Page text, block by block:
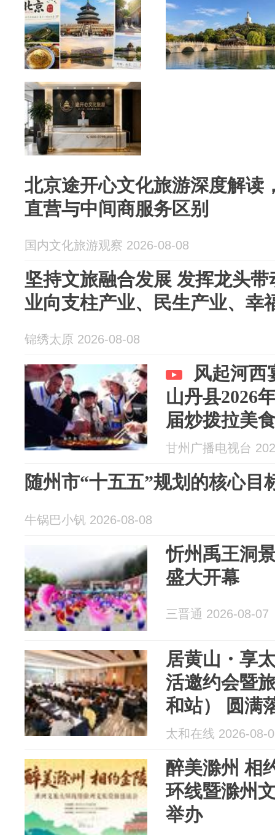
北京途开心文化旅游深度解读
直营与中间商服务区别
国内文化旅游观察 2026-08-08
坚持文旅融合发展 发挥龙头
业向支柱产业、民生产业、幸
锦绣太原 2026-08-08
风起河西
山丹县2026
届炒拨拉美
甘州广播电视台
随州市“十五五”规划的核心目
牛锅巴小钒 2026-08-08
忻州禹王洞
盛大开幕
三晋通 2026-08-07
居黄山・享
活邀约会暨
和站） 圆满
康养旅居发
太和在线 2026-08-
醉美滁州 相
环线暨滁州
举办